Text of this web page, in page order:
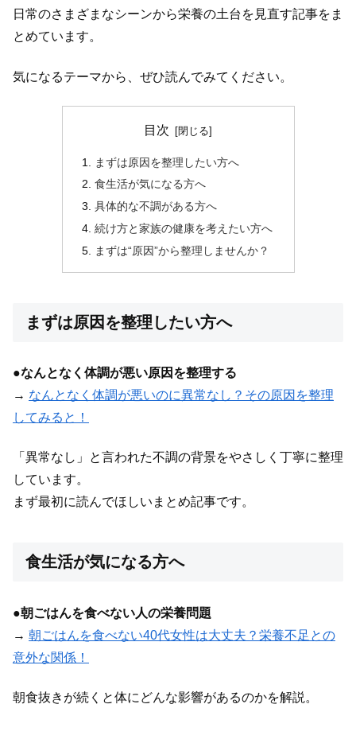
日常のさまざまなシーンから栄養の土台を見直す記事をま
とめています。
気になるテーマから、ぜひ読んでみてください。
目次
まずは原因を整理したい方へ
食生活が気になる方へ
具体的な不調がある方へ
続け方と家族の健康を考えたい方へ
まずは“原因”から整理しませんか？
まずは原因を整理したい方へ
●なんとなく体調が悪い原因を整理する
→ なんとなく体調が悪いのに異常なし？その原因を整理
してみると！
「異常なし」と言われた不調の背景をやさしく丁寧に整理
しています。
まず最初に読んでほしいまとめ記事です。
食生活が気になる方へ
●朝ごはんを食べない人の栄養問題
→ 朝ごはんを食べない40代女性は大丈夫？栄養不足との
意外な関係！
朝食抜きが続くと体にどんな影響があるのかを解説。